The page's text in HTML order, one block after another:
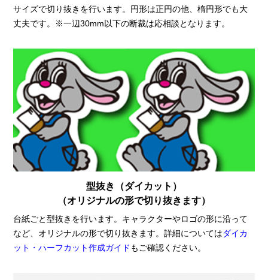
サイズで切り抜きを行います。円形は正円の他、楕円形でも大
丈夫です。※一辺30mm以下の断裁は応相談となります。
型抜き（ダイカット）
（オリジナルの形で切り抜きます）
台紙ごと型抜きを行います。キャラクターやロゴの形に沿って
など、オリジナルの形で切り抜きます。詳細についてはダイカ
ット・ハーフカット作成ガイド もご確認ください。